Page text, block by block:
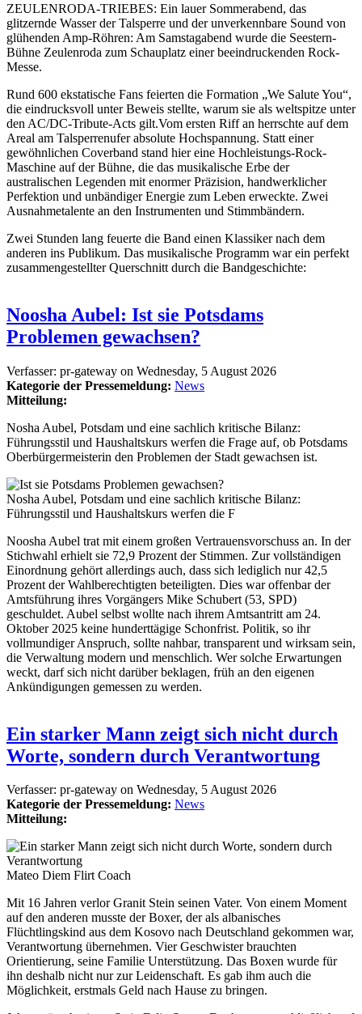
ZEULENRODA-TRIEBES: Ein lauer Sommerabend, das
glitzernde Wasser der Talsperre und der unverkennbare Sound von
glühenden Amp-Röhren: Am Samstagabend wurde die Seestern-
Bühne Zeulenroda zum Schauplatz einer beeindruckenden Rock-
Messe.
Rund 600 ekstatische Fans feierten die Formation „We Salute You“,
die eindrucksvoll unter Beweis stellte, warum sie als weltspitze unter
den AC/DC-Tribute-Acts gilt.Vom ersten Riff an herrschte auf dem
Areal am Talsperrenufer absolute Hochspannung. Statt einer
gewöhnlichen Coverband stand hier eine Hochleistungs-Rock-
Maschine auf der Bühne, die das musikalische Erbe der
australischen Legenden mit enormer Präzision, handwerklicher
Perfektion und unbändiger Energie zum Leben erweckte. Zwei
Ausnahmetalente an den Instrumenten und Stimmbändern.
Zwei Stunden lang feuerte die Band einen Klassiker nach dem
anderen ins Publikum. Das musikalische Programm war ein perfekt
zusammengestellter Querschnitt durch die Bandgeschichte:
Noosha Aubel: Ist sie Potsdams
Problemen gewachsen?
Verfasser: pr-gateway on Wednesday, 5 August 2026
Kategorie der Pressemeldung: News
Mitteilung:
Nosha Aubel, Potsdam und eine sachlich kritische Bilanz:
Führungsstil und Haushaltskurs werfen die Frage auf, ob Potsdams
Oberbürgermeisterin den Problemen der Stadt gewachsen ist.
Nosha Aubel, Potsdam und eine sachlich kritische Bilanz:
Führungsstil und Haushaltskurs werfen die F
Noosha Aubel trat mit einem großen Vertrauensvorschuss an. In der
Stichwahl erhielt sie 72,9 Prozent der Stimmen. Zur vollständigen
Einordnung gehört allerdings auch, dass sich lediglich nur 42,5
Prozent der Wahlberechtigten beteiligten. Dies war offenbar der
Amtsführung ihres Vorgängers Mike Schubert (53, SPD)
geschuldet. Aubel selbst wollte nach ihrem Amtsantritt am 24.
Oktober 2025 keine hunderttägige Schonfrist. Politik, so ihr
vollmundiger Anspruch, sollte nahbar, transparent und wirksam sein,
die Verwaltung modern und menschlich. Wer solche Erwartungen
weckt, darf sich nicht darüber beklagen, früh an den eigenen
Ankündigungen gemessen zu werden.
Ein starker Mann zeigt sich nicht durch
Worte, sondern durch Verantwortung
Verfasser: pr-gateway on Wednesday, 5 August 2026
Kategorie der Pressemeldung: News
Mitteilung:
Mateo Diem Flirt Coach
Mit 16 Jahren verlor Granit Stein seinen Vater. Von einem Moment
auf den anderen musste der Boxer, der als albanisches
Flüchtlingskind aus dem Kosovo nach Deutschland gekommen war,
Verantwortung übernehmen. Vier Geschwister brauchten
Orientierung, seine Familie Unterstützung. Das Boxen wurde für
ihn deshalb nicht nur zur Leidenschaft. Es gab ihm auch die
Möglichkeit, erstmals Geld nach Hause zu bringen.